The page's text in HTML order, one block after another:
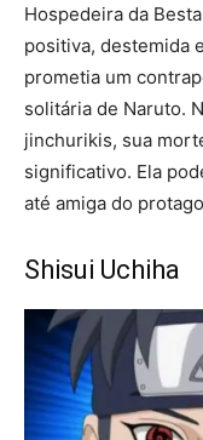
Hospedeira da
positiva, destemida
prometia um
solitária de Naruto.
jinchurikis, sua
significativo. Ela
até amiga do
Shisui Uchiha